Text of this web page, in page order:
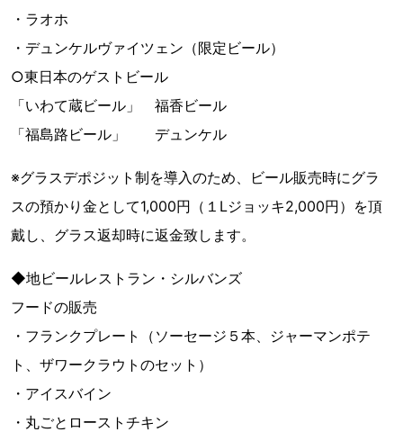
・ラオホ
・デュンケルヴァイツェン（限定ビール）
○東日本のゲストビール
「いわて蔵ビール」 福香ビール
「福島路ビール」 デュンケル
※グラスデポジット制を導入のため、ビール販売時にグラ
スの預かり金として1,000円（１Lジョッキ2,000円）を頂
戴し、グラス返却時に返金致します。
◆地ビールレストラン・シルバンズ
フードの販売
・フランクプレート（ソーセージ５本、ジャーマンポテ
ト、ザワークラウトのセット）
・アイスバイン
・丸ごとローストチキン